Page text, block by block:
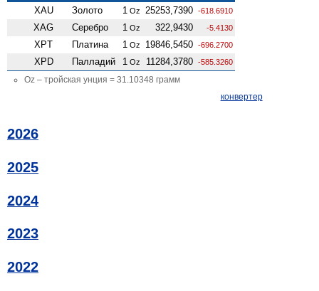
XAU
Золото 1 Oz 25253,7390 -618.6910
XAG Серебро 1 Oz 322,9430 -5.4130
XPT Платина 1 Oz 19846,5450 -696.2700
XPD Палладий 1 Oz 11284,3780 -585.3260
Oz – тройская унция = 31.10348 грамм
конвертер
2026
2025
2024
2023
2022